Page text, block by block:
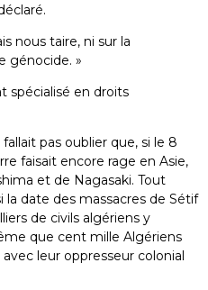
nous taire, ni sur la
génocide. »
spécialisé en droits
pas oublier que, si le 8
faisait encore rage en Asie,
et de Nagasaki. Tout
date des massacres de Sétif
de civils algériens y
que cent mille Algériens
leur oppresseur colonial